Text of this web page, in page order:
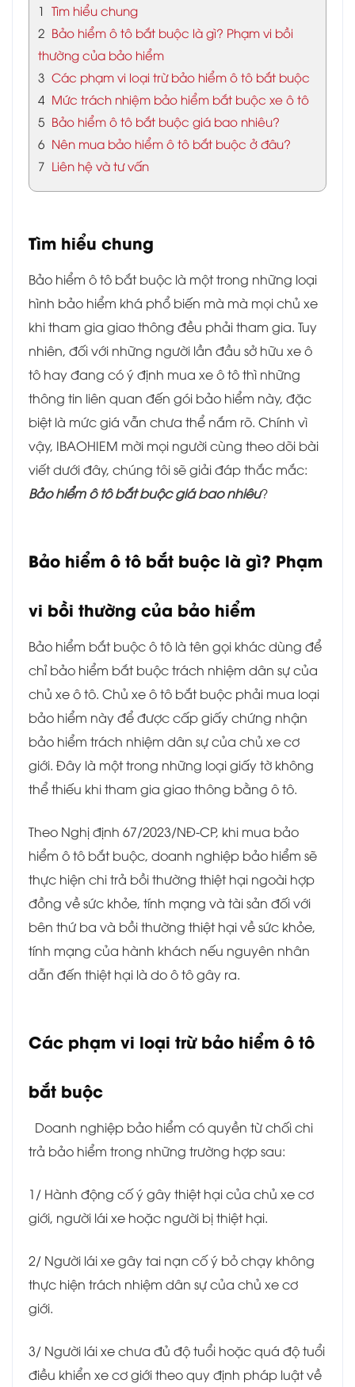
1 Tìm hiểu chung
2 Bảo hiểm ô tô bắt buộc là gì? Phạm vi bồi
thường của bảo hiểm
3 Các phạm vi loại trừ bảo hiểm ô tô bắt buộc
4 Mức trách nhiệm bảo hiểm bắt buộc xe ô tô
5 Bảo hiểm ô tô bắt buộc giá bao nhiêu?
6 Nên mua bảo hiểm ô tô bắt buộc ở đâu?
7 Liên hệ và tư vấn
Tìm hiểu chung
Bảo hiểm ô tô bắt buộc là một trong những loại
hình bảo hiểm khá phổ biến mà mà mọi chủ xe
khi tham gia giao thông đều phải tham gia. Tuy
nhiên, đối với những người lần đầu sở hữu xe ô
tô hay đang có ý định mua xe ô tô thì những
thông tin liên quan đến gói bảo hiểm này, đặc
biệt là mức giá vẫn chưa thể nắm rõ. Chính vì
vậy, IBAOHIEM mời mọi người cùng theo dõi bài
viết dưới đây, chúng tôi sẽ giải đáp thắc mắc:
Bảo hiểm ô tô bắt buộc giá bao nhiêu?
Bảo hiểm ô tô bắt buộc là gì? Phạm
vi bồi thường của bảo hiểm
Bảo hiểm bắt buộc ô tô là tên gọi khác dùng để
chỉ bảo hiểm bắt buộc trách nhiệm dân sự của
chủ xe ô tô. Chủ xe ô tô bắt buộc phải mua loại
bảo hiểm này để được cấp giấy chứng nhận
bảo hiểm trách nhiệm dân sự của chủ xe cơ
giới. Đây là một trong những loại giấy tờ không
thể thiếu khi tham gia giao thông bằng ô tô.
Theo Nghị định 67/2023/NĐ-CP, khi mua bảo
hiểm ô tô bắt buộc, doanh nghiệp bảo hiểm sẽ
thực hiện chi trả bồi thường thiệt hại ngoài hợp
đồng về sức khỏe, tính mạng và tài sản đối với
bên thứ ba và bồi thường thiệt hại về sức khỏe,
tính mạng của hành khách nếu nguyên nhân
dẫn đến thiệt hại là do ô tô gây ra.
Các phạm vi loại trừ bảo hiểm ô tô
bắt buộc
Doanh nghiệp bảo hiểm có quyền từ chối chi
trả bảo hiểm trong những trường hợp sau:
1/ Hành động cố ý gây thiệt hại của chủ xe cơ
giới, người lái xe hoặc người bị thiệt hại.
2/ Người lái xe gây tai nạn cố ý bỏ chạy không
thực hiện trách nhiệm dân sự của chủ xe cơ
giới.
3/ Người lái xe chưa đủ độ tuổi hoặc quá độ tuổi
điều khiển xe cơ giới theo quy định pháp luật về